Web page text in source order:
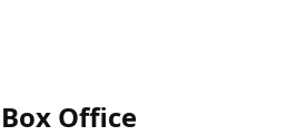
Box Office